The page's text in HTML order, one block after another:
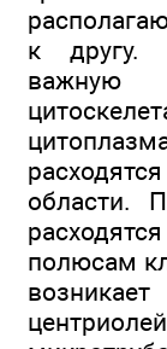
к другу.
важную
области.
полюсам